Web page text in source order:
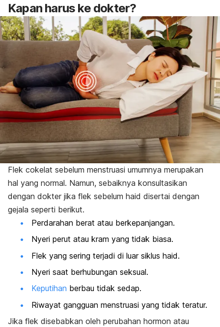
Kapan harus ke dokter?
Flek cokelat sebelum menstruasi umumnya merupakan
hal yang normal. Namun, sebaiknya konsultasikan
dengan dokter jika flek sebelum haid disertai dengan
gejala seperti berikut.
Perdarahan berat atau berkepanjangan.
Nyeri perut atau kram yang tidak biasa.
Flek yang sering terjadi di luar siklus haid.
Nyeri saat berhubungan seksual.
Keputihan berbau tidak sedap.
Riwayat gangguan menstruasi yang tidak teratur.
Jika flek disebabkan oleh perubahan hormon atau